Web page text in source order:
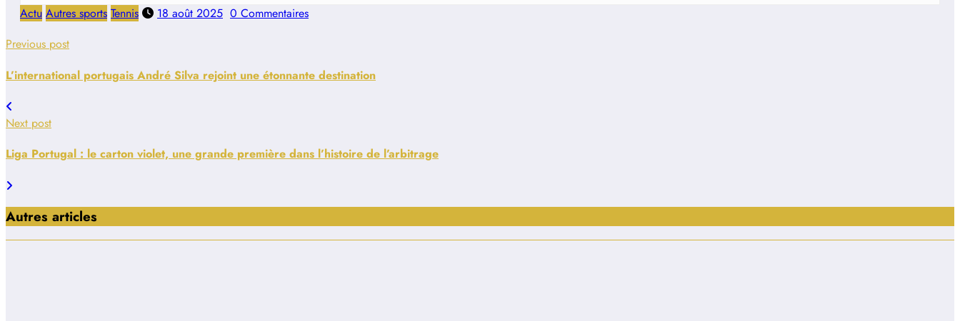
Actu Autres sports Tennis 18 août 2025 0 Commentaires
Previous post
L’international portugais André Silva rejoint une étonnante destination
Next post
Liga Portugal : le carton violet, une grande première dans l’histoire de l’arbitrage
Autres articles